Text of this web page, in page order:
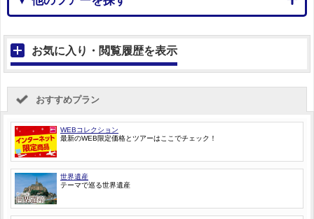
お気に入り・閲覧履歴を表示
おすすめプラン
WEBコレクション
最新のWEB限定価格とツアーはここでチェック！
世界遺産
テーマで巡る世界遺産